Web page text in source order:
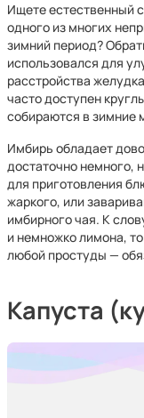
Ищете естественный
одного из многих
зимний период?
использовался для
расстройства
часто доступен
собираются в зимние
Имбирь обладает
достаточно немного,
для приготовления
жаркого, или
имбирного чая. К
и немножко лимона,
любой простуды —
Капуста